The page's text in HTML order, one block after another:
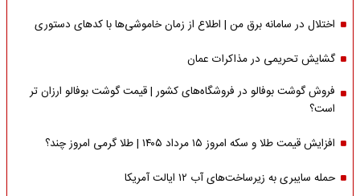
اختلال در سامانه برق من | اطلاع از زمان خاموشی‌ها با کدهای دستوری
گشایش تحریمی در مذاکرات عمان
فروش گوشت بوفالو در فروشگاه‌های کشور | قیمت گوشت بوفالو ارزان تر
است؟
افزایش قیمت طلا و سکه امروز ۱۵ مرداد ۱۴۰۵ | طلا گرمی امروز چند؟
حمله سایبری به زیرساخت‌های آب ۱۲ ایالت آمریکا